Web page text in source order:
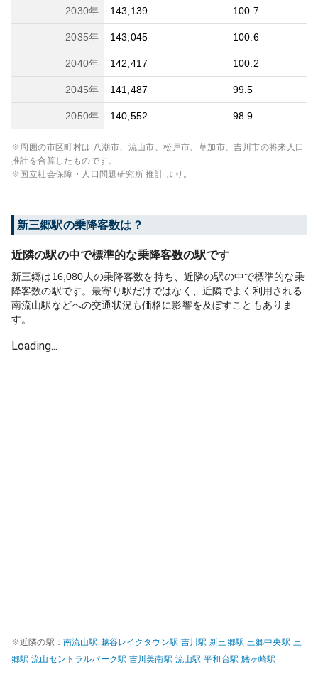
2030年 143,139 100.7
2035年 143,045 100.6
2040年 142,417 100.2
2045年 141,487 99.5
2050年 140,552 98.9
※周囲の市区町村は 八潮市、流山市、松戸市、草加市、吉川市の将来人口
推計を合算したものです。
※国立社会保障・人口問題研究所 推計 より。
新三郷駅の乗降客数は？
近隣の駅の中で標準的な乗降客数の駅です
新三郷は16,080人の乗降客数を持ち、近隣の駅の中で標準的な乗
降客数の駅です。最寄り駅だけではなく、近隣でよく利用される
南流山駅などへの交通状況も価格に影響を及ぼすこともありま
す。
Loading...
※近隣の駅： 南流山駅 越谷レイクタウン駅 吉川駅 新三郷駅 三郷中央駅 三
郷駅 流山セントラルパーク駅 吉川美南駅 流山駅 平和台駅 鰭ヶ崎駅